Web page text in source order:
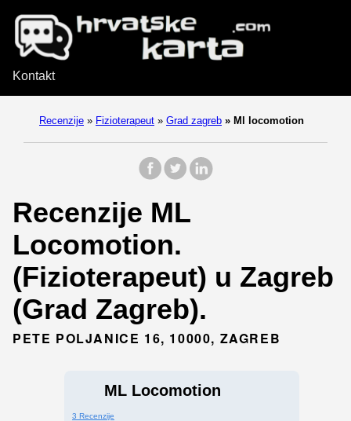
Kontakt
Recenzije » Fizioterapeut » Grad zagreb » Ml locomotion
Recenzije ML
Locomotion.
(Fizioterapeut) u Zagreb
(Grad Zagreb).
PETE POLJANICE 16, 10000, ZAGREB
ML Locomotion
3 Recenzije